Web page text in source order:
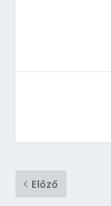
Előző